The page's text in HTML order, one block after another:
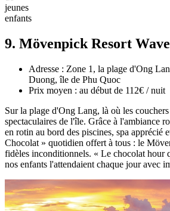
jeunes
enfants
9. Mövenpick Resort
Adresse : Zone 1, la plage d'Ong
Duong, île de Phu Quoc
Prix moyen : au début de 112€ / nuit
Sur la plage d'Ong Lang, là où les
spectaculaires de l'île. Grâce à l'ambiance
en rotin au bord des piscines, spa apprécié
Chocolat » quotidien offert à tous : le
fidèles inconditionnels. « Le chocolat hour
nos enfants l'attendaient chaque jour avec